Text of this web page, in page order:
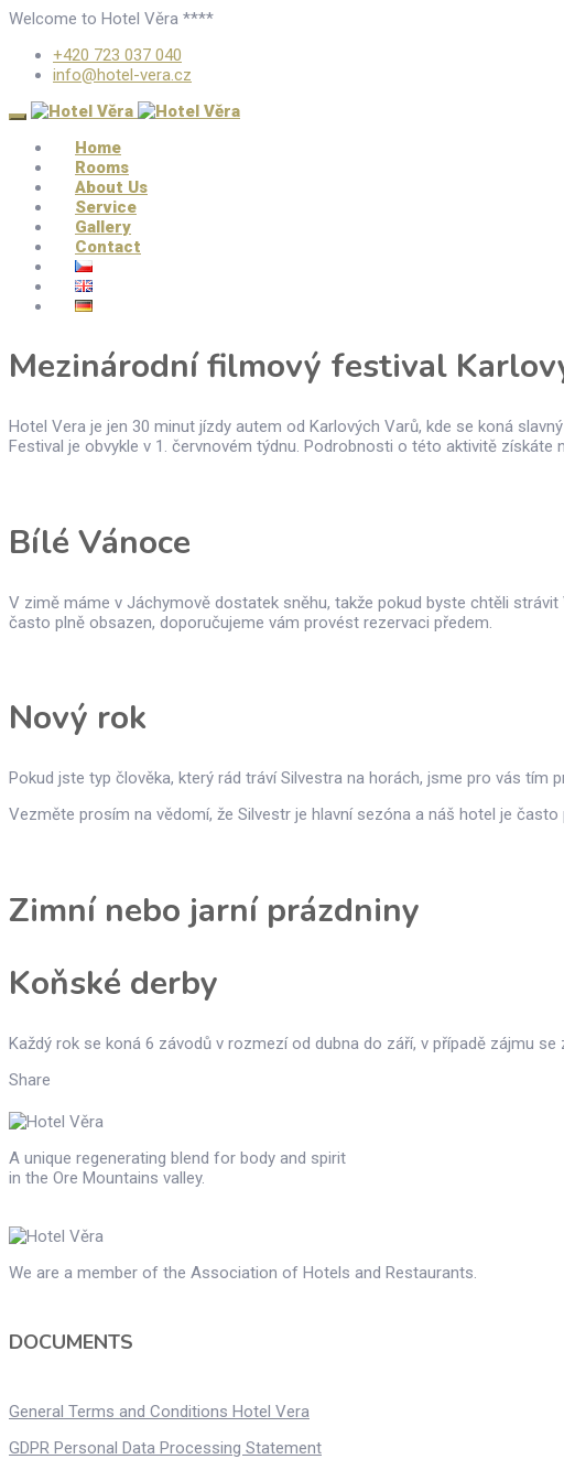
Welcome to Hotel Věra ****
+420 723 037 040
info@hotel-vera.cz
Home
Rooms
About Us
Service
Gallery
Contact
Mezinárodní filmový festival
Hotel Vera je jen 30 minut jízdy autem od Karlových Varů, kde se koná
Festival je obvykle v 1. červnovém týdnu. Podrobnosti o této aktivitě získáte
Bílé Vánoce
V zimě máme v Jáchymově dostatek sněhu, takže pokud byste chtěli
často plně obsazen, doporučujeme vám provést rezervaci předem.
Nový rok
Pokud jste typ člověka, který rád tráví Silvestra na horách, jsme pro vás tím
Vezměte prosím na vědomí, že Silvestr je hlavní sezóna a náš hotel je
Zimní nebo jarní prázdniny
Koňské derby
Každý rok se koná 6 závodů v rozmezí od dubna do září, v případě zájmu
Share
A unique regenerating blend for body and spirit
in the Ore Mountains valley.
We are a member of the Association of Hotels and Restaurants.
DOCUMENTS
General Terms and Conditions Hotel Vera
GDPR Personal Data Processing Statement